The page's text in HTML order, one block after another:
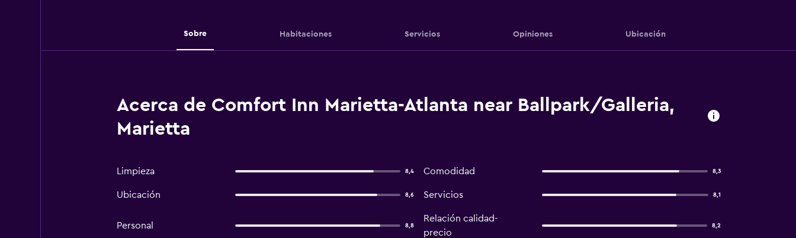
Sobre Habitaciones Servicios Opiniones Ubicación
Acerca de Comfort Inn Marietta-Atlanta near Ballpark/Galleria,
Marietta
Limpieza 8,4 Comodidad 8,3
Ubicación 8,6 Servicios 8,1
Personal 8,8
Relación calidad-
precio
8,2